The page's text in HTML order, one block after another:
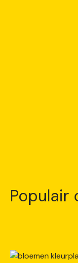
Populair